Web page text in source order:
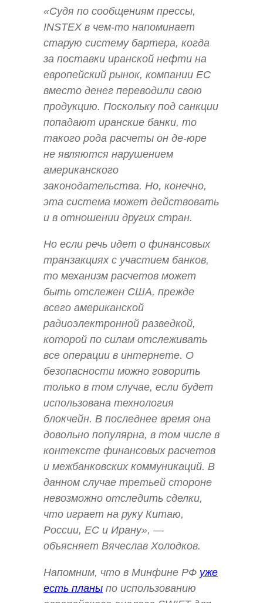
«Судя по сообщениям прессы,
INSTEX в чем-то напоминает
старую систему бартера, когда
за поставки иранской нефти на
европейский рынок, компании ЕС
вместо денег переводили свою
продукцию. Поскольку под санкции
попадают иранские банки, то
такого рода расчеты он де-юре
не являются нарушением
американского
законодательства. Но, конечно,
эта система может действовать
и в отношении других стран.
Но если речь идет о финансовых
транзакциях с участием банков,
то механизм расчетов может
быть отслежен США, прежде
всего американской
радиоэлектронной разведкой,
которой по силам отслеживать
все операции в интернете. О
безопасности можно говорить
только в том случае, если будет
использована технология
блокчейн. В последнее время она
довольно популярна, в том числе в
контексте финансовых расчетов
и межбанковских коммуникаций. В
данном случае третьей стороне
невозможно отследить сделки,
что играет на руку Китаю,
России, ЕС и Ирану», —
объясняет Вячеслав Холодков.
Напомним, что в Минфине РФ уже
есть планы по использованию